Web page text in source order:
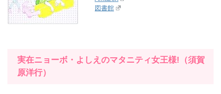
図書館
実在ニョーボ・よしえのマタニティ女王様!（須賀
原洋行）